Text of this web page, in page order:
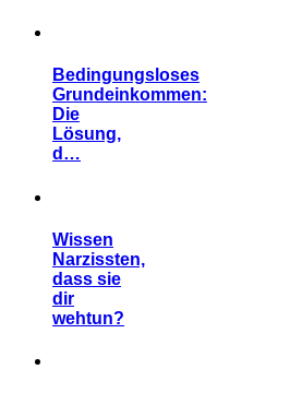
Bedingungsloses
Grundeinkommen:
Die
Lösung,
d…
Wissen
Narzissten,
dass sie
dir
wehtun?